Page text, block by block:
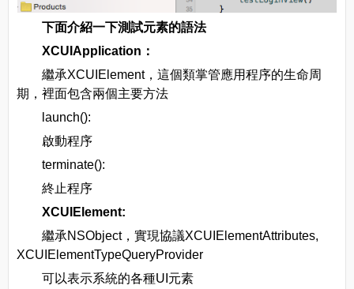
下面介紹一下測試元素的語法
XCUIApplication：
繼承XCUIElement，這個類掌管應用程序的生命周
期，裡面包含兩個主要方法
launch():
啟動程序
terminate():
終止程序
XCUIElement:
繼承NSObject，實現協議XCUIElementAttributes,
XCUIElementTypeQueryProvider
可以表示系統的各種UI元素